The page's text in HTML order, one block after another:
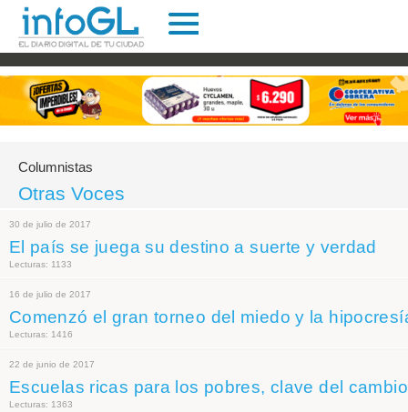
Columnistas
Otras Voces
30 de julio de 2017
El país se juega su destino a suerte y verdad
Lecturas: 1133
16 de julio de 2017
Comenzó el gran torneo del miedo y la
Lecturas: 1416
22 de junio de 2017
Escuelas ricas para los pobres, clave del cambio
Lecturas: 1363